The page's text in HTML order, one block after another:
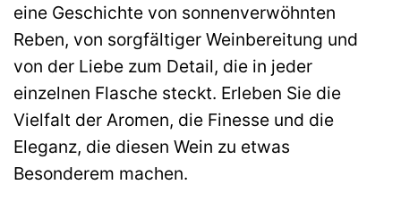
eine Geschichte von sonnenverwöhnten
Reben, von sorgfältiger Weinbereitung und
von der Liebe zum Detail, die in jeder
einzelnen Flasche steckt. Erleben Sie die
Vielfalt der Aromen, die Finesse und die
Eleganz, die diesen Wein zu etwas
Besonderem machen.